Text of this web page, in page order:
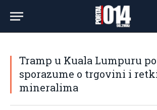
Tramp u Kuala Lumpuru
sporazume o trgovini i
mineralima